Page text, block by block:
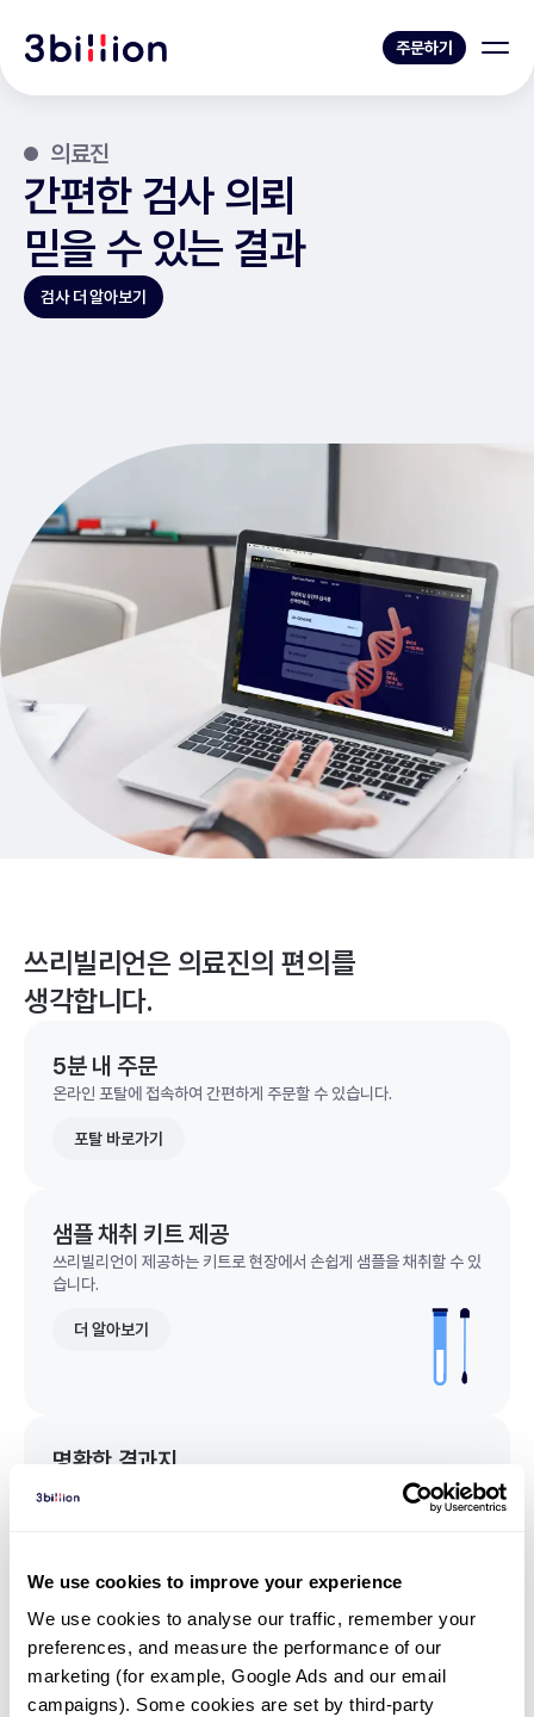
We use cookies to improve your experience
We use cookies to analyse our traffic, remember your
preferences, and measure the performance of our
marketing (for example, Google Ads and our email
campaigns). Some cookies are set by third-party
주문하기
의료진
간편한 검사 의뢰
믿을 수 있는 결과
검사 더 알아보기
쓰리빌리언은 의료진의 편의를
생각합니다.
5분 내 주문
온라인 포탈에 접속하여 간편하게 주문할 수 있습니다.
포탈 바로가기
샘플 채취 키트 제공
쓰리빌리언이 제공하는 키트로 현장에서 손쉽게 샘플을 채취할 수 있
습니다.
더 알아보기
명확한 결과지
임상유전학팀과 소통
궁금한 점을 임상유전학팀과 직접 논의 할 수 있습니다.
문의하기